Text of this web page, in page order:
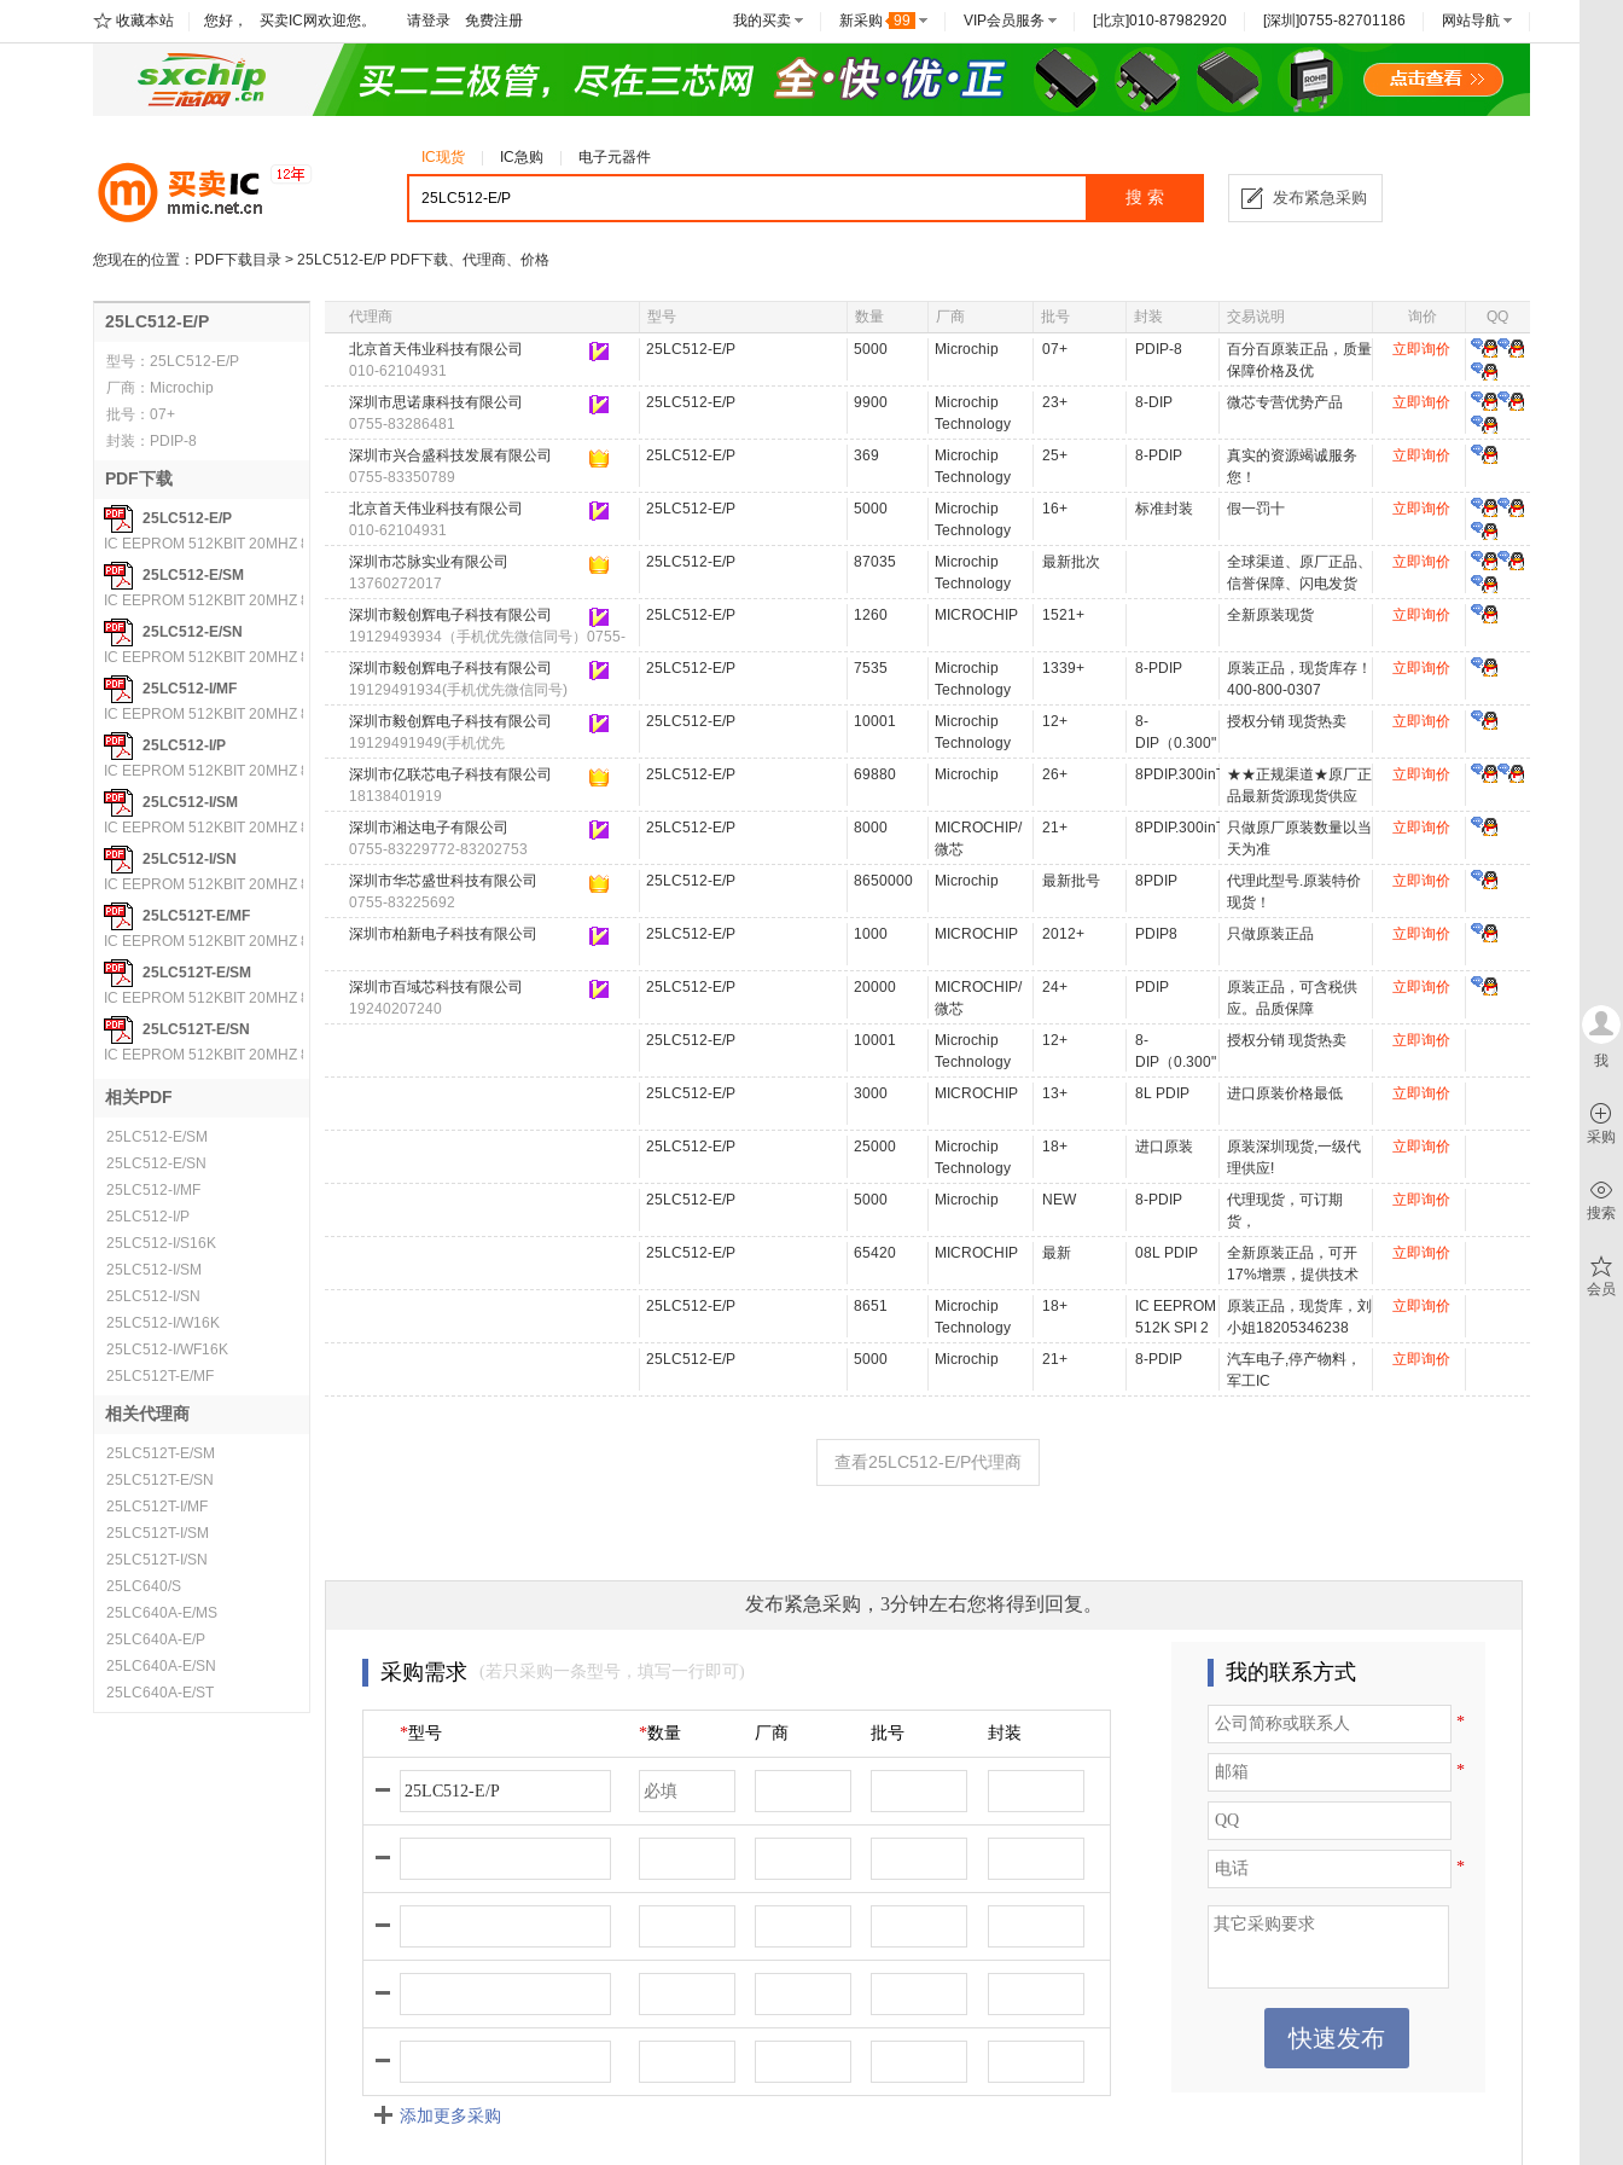
收藏本站 您好， 买卖IC网欢迎您。 请登录 免费注册 我的买卖 新采购 99 VIP会员服务 [北京]010-87982920 [深圳]0755-82701186 网站导航
发布紧急采购
IC现货 IC急购 电子元器件
搜 索
您现在的位置： PDF下载目录 > 25LC512-E/P PDF下载、代理商、价格
25LC512-E/P
型号： 25LC512-E/P
厂商： Microchip
批号： 07+
封装： PDIP-8
PDF下载
25LC512-E/P
IC EEPROM 512KBIT 20MHZ 8DIP
25LC512-E/SM
IC EEPROM 512KBIT 20MHZ 8SOIC
25LC512-E/SN
IC EEPROM 512KBIT 20MHZ 8SOIC
25LC512-I/MF
IC EEPROM 512KBIT 20MHZ 8DFN
25LC512-I/P
IC EEPROM 512KBIT 20MHZ 8DIP
25LC512-I/SM
IC EEPROM 512KBIT 20MHZ 8SOIC
25LC512-I/SN
IC EEPROM 512KBIT 20MHZ 8SOIC
25LC512T-E/MF
IC EEPROM 512KBIT 20MHZ 8DFN
25LC512T-E/SM
IC EEPROM 512KBIT 20MHZ 8SOIC
25LC512T-E/SN
IC EEPROM 512KBIT 20MHZ 8SOIC
相关PDF
25LC512-E/SM
25LC512-E/SN
25LC512-I/MF
25LC512-I/P
25LC512-I/S16K
25LC512-I/SM
25LC512-I/SN
25LC512-I/W16K
25LC512-I/WF16K
25LC512T-E/MF
相关代理商
25LC512T-E/SM
25LC512T-E/SN
25LC512T-I/MF
25LC512T-I/SM
25LC512T-I/SN
25LC640/S
25LC640A-E/MS
25LC640A-E/P
25LC640A-E/SN
25LC640A-E/ST
代理商 型号 数量 厂商 批号 封装 交易说明 询价
QQ
北京首天伟业科技有限公司
010-62104931
25LC512-E/P 5000 Microchip 07+ PDIP-8
百分百原装正品，质量
保障价格及优
立即询价
深圳市思诺康科技有限公司
0755-83286481
25LC512-E/P 9900
Microchip
Technology
23+ 8-DIP 微芯专营优势产品 立即询价
深圳市兴合盛科技发展有限公司
0755-83350789
25LC512-E/P 369
Microchip
Technology
25+ 8-PDIP
真实的资源竭诚服务
您！
立即询价
北京首天伟业科技有限公司
010-62104931
25LC512-E/P 5000
Microchip
Technology
16+ 标准封装 假一罚十 立即询价
深圳市芯脉实业有限公司
13760272017
25LC512-E/P 87035
Microchip
Technology
最新批次
全球渠道、原厂正品、
信誉保障、闪电发货
立即询价
深圳市毅创辉电子科技有限公司
19129493934（手机优先微信同号）0755-
83266697
25LC512-E/P 1260 MICROCHIP 1521+ 全新原装现货 立即询价
深圳市毅创辉电子科技有限公司
19129491934(手机优先微信同号)
25LC512-E/P 7535
Microchip
Technology
1339+ 8-PDIP
原装正品，现货库存！
400-800-0307
立即询价
深圳市毅创辉电子科技有限公司
19129491949(手机优先
25LC512-E/P 10001
Microchip
Technology
12+
8-
DIP（0.300"，
7.62mm）
授权分销 现货热卖 立即询价
深圳市亿联芯电子科技有限公司
18138401919
25LC512-E/P 69880 Microchip 26+ 8PDIP.300inTUBE★★正规渠道★原厂正
品最新货源现货供应
★★
立即询价
深圳市湘达电子有限公司
0755-83229772-83202753
25LC512-E/P 8000
MICROCHIP/
微芯
21+ 8PDIP.300inTUBE只做原厂原装数量以当
天为准
立即询价
深圳市华芯盛世科技有限公司
0755-83225692
25LC512-E/P 8650000 Microchip 最新批号 8PDIP
代理此型号.原装特价
现货！
立即询价
深圳市柏新电子科技有限公司 25LC512-E/P 1000 MICROCHIP 2012+ PDIP8 只做原装正品 立即询价
深圳市百域芯科技有限公司
19240207240
25LC512-E/P 20000
MICROCHIP/
微芯
24+ PDIP
原装正品，可含税供
应。品质保障
立即询价
25LC512-E/P 10001
Microchip
Technology
12+
8-
DIP（0.300"，
7.62mm）
授权分销 现货热卖 立即询价
25LC512-E/P 3000 MICROCHIP 13+ 8L PDIP 进口原装价格最低 立即询价
25LC512-E/P 25000
Microchip
Technology
18+ 进口原装
原装深圳现货,一级代
理供应!
立即询价
25LC512-E/P 5000 Microchip NEW 8-PDIP
代理现货，可订期
货，
立即询价
25LC512-E/P 65420 MICROCHIP 最新 08L PDIP
全新原装正品，可开
17%增票，提供技术
支持等！
立即询价
25LC512-E/P 8651
Microchip
Technology
18+
IC EEPROM
512K SPI 2
原装正品，现货库，刘
小姐18205346238
立即询价
25LC512-E/P 5000 Microchip 21+ 8-PDIP
汽车电子,停产物料，
军工IC
立即询价
查看25LC512-E/P代理商
发布紧急采购，3分钟左右您将得到回复。
采购需求 (若只采购一条型号，填写一行即可)
*型号 *数量 厂商 批号 封装
添加更多采购
我的联系方式
*
*
*
快速发布
我
采购
搜索
会员